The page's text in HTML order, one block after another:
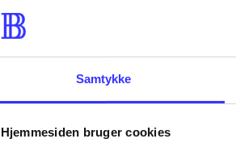
Samtykke
Hjemmesiden bruger cookies